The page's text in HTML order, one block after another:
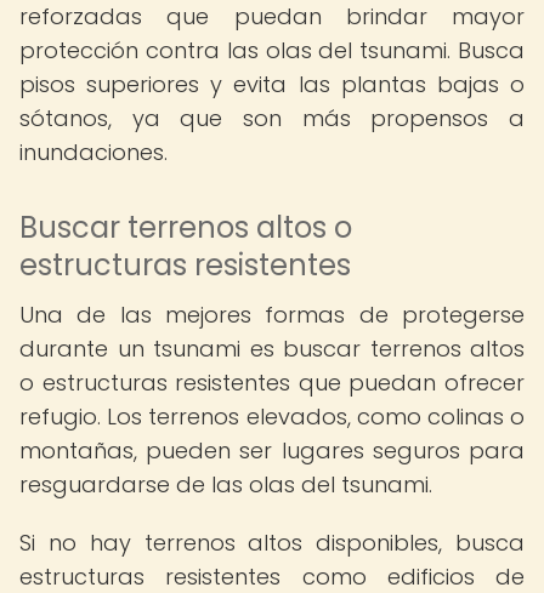
reforzadas que puedan brindar mayor
protección contra las olas del tsunami. Busca
pisos superiores y evita las plantas bajas o
sótanos, ya que son más propensos a
inundaciones.
Buscar terrenos altos o
estructuras resistentes
Una de las mejores formas de protegerse
durante un tsunami es buscar terrenos altos
o estructuras resistentes que puedan ofrecer
refugio. Los terrenos elevados, como colinas o
montañas, pueden ser lugares seguros para
resguardarse de las olas del tsunami.
Si no hay terrenos altos disponibles, busca
estructuras resistentes como edificios de